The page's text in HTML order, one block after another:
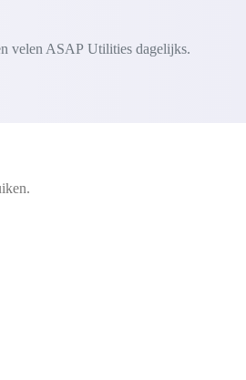
velen ASAP Utilities dagelijks.